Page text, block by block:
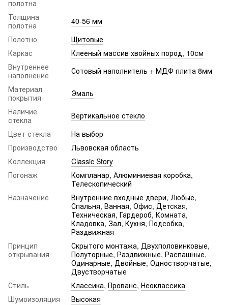
полотна
Толщина
полотна
40-56 мм
Полотно
Щитовые
Каркас
Клееный массив хвойных пород, 10см
Внутреннее
наполнение
Сотовый наполнитель + МДФ плита 8мм
Материал
покрытия
Эмаль
Наличие
стекла
Вертикальное стекло
Цвет стекла
На выбор
Производство
Львовская область
Коллекция
Classic Story
Погонаж
Компланар, Алюминиевая коробка,
Телескопический
Назначение
Внутренние входные двери, Любые,
Спальня, Ванная, Офис, Детская,
Техническая, Гардероб, Комната,
Кладовка, Зал, Кухня, Подсобка,
Раздвижная
Принцип
открывания
Скрытого монтажа, Двухполовинковые,
Полуторные, Раздвижные, Распашные,
Одинарные, Двойные, Одностворчатые,
Двустворчатые
Стиль
Классика, Прованс, Неоклассика
Шумоизоляция
Высокая